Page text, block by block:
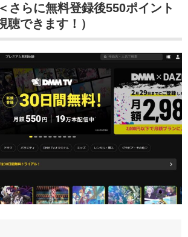
さらに無料登録後550ポイント
聴できます！）